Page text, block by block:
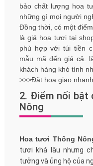
bảo chất lượng hoa
những gì mọi người
Đồng thời, có một
là giá hoa tươi tại
phù hợp với túi tiền
mẫu mã đến giá cả.
khách hàng khó tính
>>>Đặt hoa giao
2. Điểm nổi bật
Nông
Hoa tươi Thông
tươi khá lâu nhưng
tưởng và ủng hộ của